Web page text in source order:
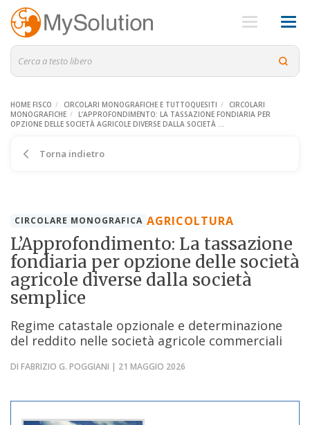
HOME FISCO CIRCOLARI MONOGRAFICHE E TUTTOQUESITI
CIRCOLARI
MONOGRAFICHE
L’APPROFONDIMENTO: LA TASSAZIONE FONDIARIA PER
OPZIONE DELLE SOCIETÀ AGRICOLE DIVERSE DALLA SOCIETÀ ...
Torna indietro
CIRCOLARE MONOGRAFICA AGRICOLTURA
L’Approfondimento: La tassazione
fondiaria per opzione delle società
agricole diverse dalla società
semplice
Regime catastale opzionale e determinazione
del reddito nelle società agricole commerciali
DI FABRIZIO G. POGGIANI | 21 MAGGIO 2026